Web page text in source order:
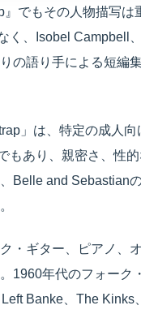
』でもその人物描写
く、Isobel Campbell
の語り手による短編
」は、特定の成人
もあり、親密さ、性
Belle and Sebastian
・ギター、ピアノ、
1960年代のフォー
Left Banke、The